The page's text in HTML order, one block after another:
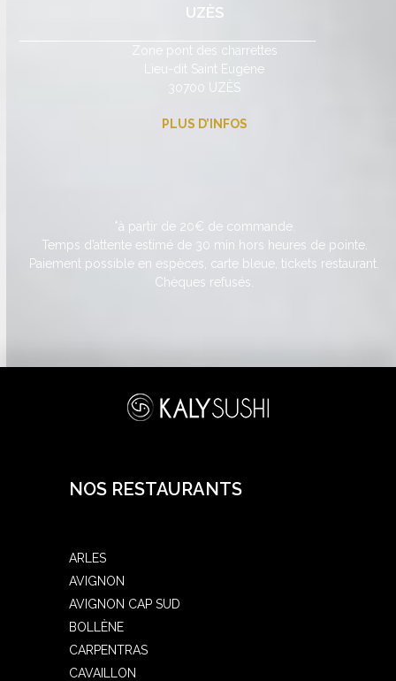
UZÈS
Zone pont des charrettes
Lieu-dit Saint Eugène
30700 UZÈS
PLUS D’INFOS
*à partir de 20€ de commande.
Temps d’attente estimé de 30 min hors heures de pointe.
Paiement possible en espèces, carte bleue, tickets restaurant.
Chèques refusés.
NOS RESTAURANTS
ARLES
AVIGNON
AVIGNON CAP SUD
BOLLÈNE
CARPENTRAS
CAVAILLON